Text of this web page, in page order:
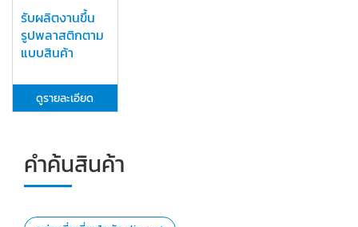
รับผลิตงานขึ้น
รูปพลาสติกตาม
แบบสินค้า
ดูรายละเอียด
คำค้นสินค้า